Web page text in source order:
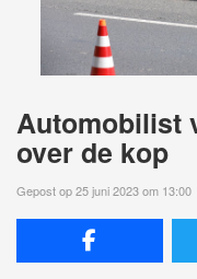
Automobilist
over de kop
Gepost op 25 juni 2023 om 13:00